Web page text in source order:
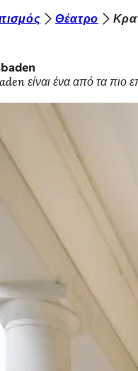
Θέατρο
είναι ένα από τα πιο